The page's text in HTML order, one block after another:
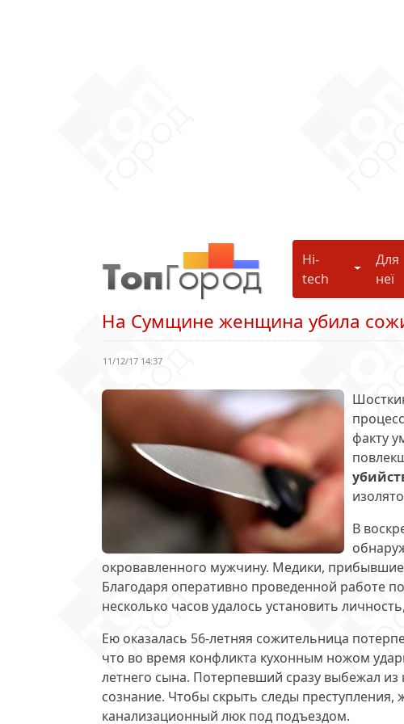
Hi-
tech
Hi-tech
Для
неї
На Сумщине женщина убила
11/12/17 14:37
факту
В
окровавленного мужчину. Медики,
Благодаря оперативно проведенной работе
несколько часов удалось установить
Ею оказалась 56-летняя сожительница
что во время конфликта кухонным ножом
летнего сына. Потерпевший сразу выбежал
сознание. Чтобы скрыть следы
канализационный люк под подъездом.